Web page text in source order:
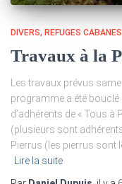
DIVERS REFUGES CABANES
Travaux à la
Les travaux prévus
programme a été bouclé
d’adhérents de « Tous à
(plusieurs sont
Pierrus (les pierrus sont
Lire la suite